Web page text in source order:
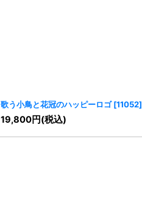
歌う小鳥と花冠のハッピーロゴ [11052]
19,800円(税込)